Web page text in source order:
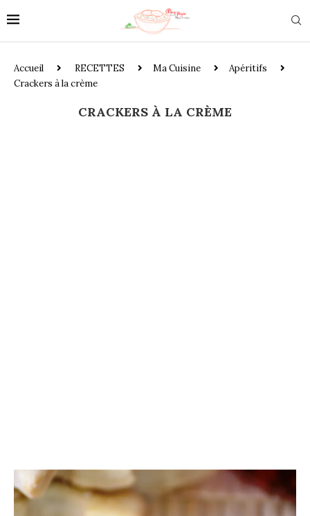
Accueil RECETTES Ma Cuisine
Apéritifs
Crackers à la crème
CRACKERS À LA CRÈME